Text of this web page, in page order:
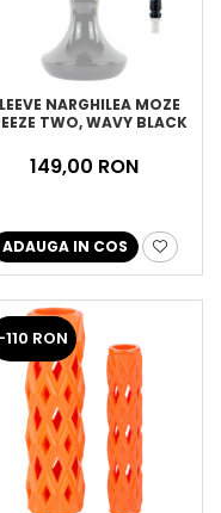
NARGHILEA MOZE
TWO, WAVY BLACK
149,00 RON
ADAUGA IN COS
RON